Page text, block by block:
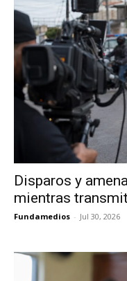
Disparos y
mientras
Fundamedios - Jul 30, 2026